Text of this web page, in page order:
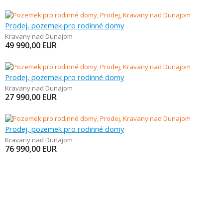
Prodej, pozemek pro rodinné domy
Kravany nad Dunajom
49 990,00 EUR
Prodej, pozemek pro rodinné domy
Kravany nad Dunajom
27 990,00 EUR
Prodej, pozemek pro rodinné domy
Kravany nad Dunajom
76 990,00 EUR